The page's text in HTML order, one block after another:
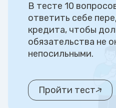
В тесте 10
ответить себе
кредита, чтобы
обязательства не
непосильными.
Пройти тест